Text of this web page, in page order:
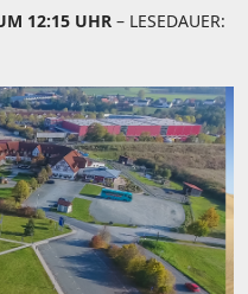
12:15 UHR – LESEDAUER: